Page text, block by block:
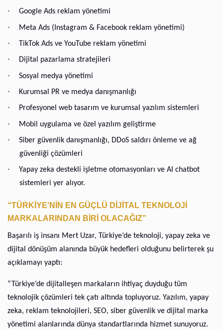
· Google Ads reklam yönetimi
· Meta Ads (Instagram & Facebook reklam yönetimi)
· TikTok Ads ve YouTube reklam yönetimi
· Dijital pazarlama stratejileri
· Sosyal medya yönetimi
· Kurumsal PR ve medya danışmanlığı
· Profesyonel web tasarım ve kurumsal yazılım sistemleri
· Mobil uygulama ve özel yazılım geliştirme
·
Siber güvenlik danışmanlığı, DDoS saldırı önleme ve ağ
güvenliği çözümleri
·
Yapay zeka destekli işletme otomasyonları ve AI chatbot
sistemleri yer alıyor.
“TÜRKİYE’NİN EN GÜÇLÜ DİJİTAL TEKNOLOJİ
MARKALARINDAN BİRİ OLACAĞIZ”
Başarılı iş insanı Mert Uzar, Türkiye’de teknoloji, yapay zeka ve
dijital dönüşüm alanında büyük hedefleri olduğunu belirterek şu
açıklamayı yaptı:
“Türkiye’de dijitalleşen markaların ihtiyaç duyduğu tüm
teknolojik çözümleri tek çatı altında topluyoruz. Yazılım, yapay
zeka, reklam teknolojileri, SEO, siber güvenlik ve dijital marka
yönetimi alanlarında dünya standartlarında hizmet sunuyoruz.